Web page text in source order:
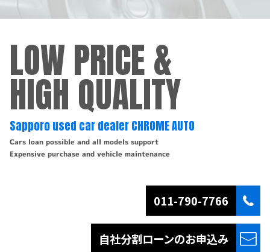
LOW PRICE &
HIGH QUALITY
Sapporo used car dealer CHROME AUTO
Cars loan possible and all models support
Expensive purchase and vehicle maintenance
011-790-7766
自社分割ローンのお申込み